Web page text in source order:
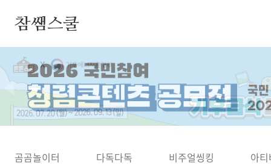
참쌤스쿨
◀
곰곰놀이터 다독다독 비주얼씽킹 아